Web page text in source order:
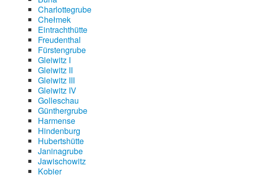
Charlottegrube
Chełmek
Eintrachthütte
Freudenthal
Fürstengrube
Gleiwitz I
Gleiwitz II
Gleiwitz III
Gleiwitz IV
Golleschau
Günthergrube
Harmense
Hindenburg
Hubertshütte
Janinagrube
Jawischowitz
Kobier